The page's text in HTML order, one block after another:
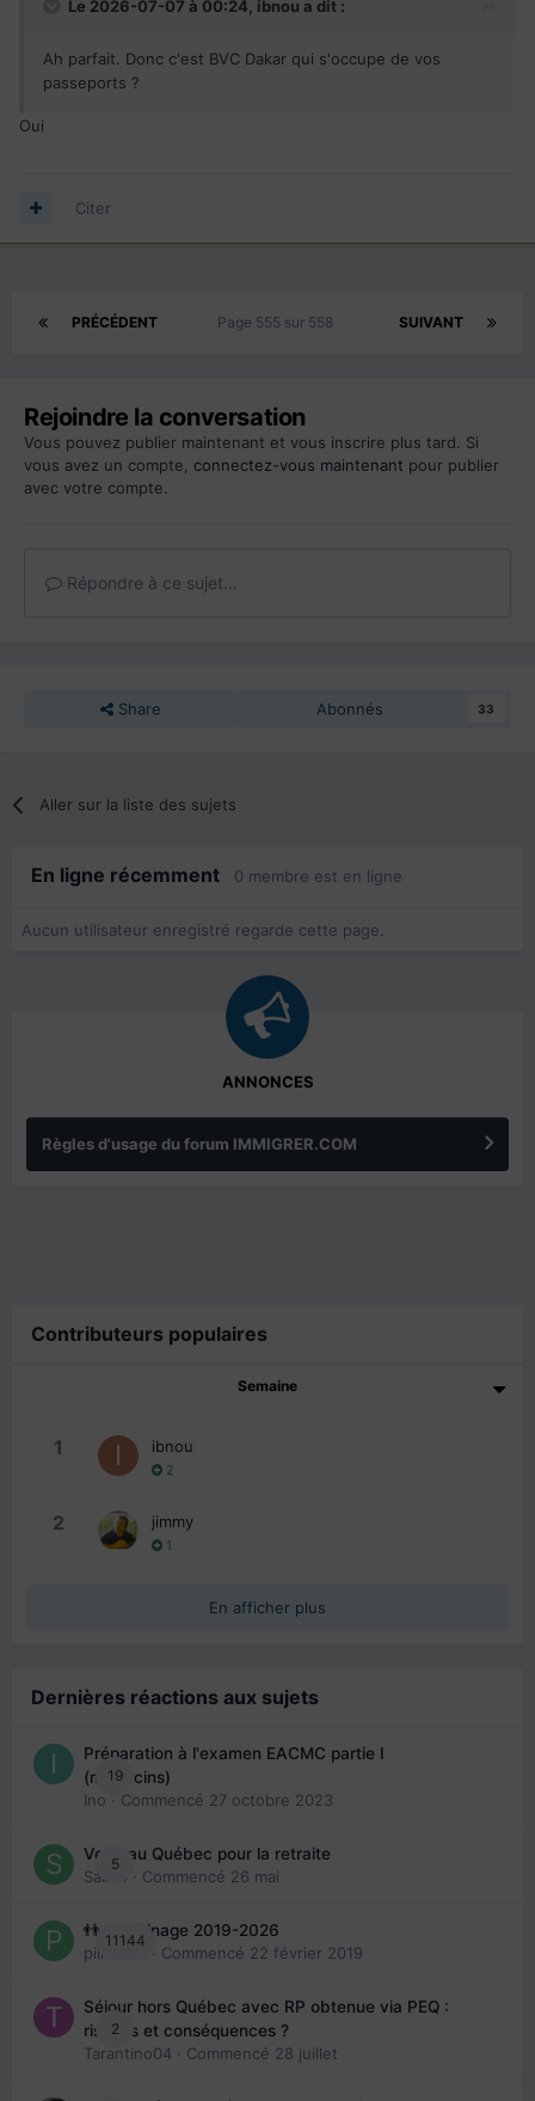
Le 2026-07-07 à 00:24, ibnou a dit :
Ah parfait. Donc c'est BVC Dakar qui s'occupe de vos
passeports ?
Oui
Citer
PRÉCÉDENT SUIVANT
Page 555 sur 558
Rejoindre la conversation
Vous pouvez publier maintenant et vous inscrire plus tard. Si
vous avez un compte, connectez-vous maintenant pour publier
avec votre compte.
Répondre à ce sujet…
Share Abonnés 33
Aller sur la liste des sujets
En ligne récemment 0 membre est en ligne
Aucun utilisateur enregistré regarde cette page.
ANNONCES
Règles d'usage du forum IMMIGRER.COM
Contributeurs populaires
Semaine
1 ibnou
2
2 jimmy
1
En afficher plus
Dernières réactions aux sujets
19
Préparation à l'examen EACMC partie I
(médecins)
Ino · Commencé 27 octobre 2023
5
Venir au Québec pour la retraite
Sab74
· Commencé 26 mai
11144
👬 Parrainage 2019-2026
piinoush
· Commencé 22 février 2019
2
Séjour hors Québec avec RP obtenue via PEQ :
risques et conséquences ?
Tarantino04 · Commencé 28 juillet